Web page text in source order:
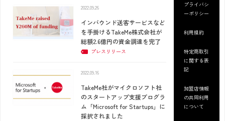
2022.09.26
インバウンド送客サービスなど
を手掛けるTakeMe株式会社が
総額2.6億円の資金調達を完了
プレスリリース
2022.09.16
TakeMe社がマイクロソフト社
のスタートアップ支援プログラ
ム「Microsoft for Startups」に
採択されました
プライバシ
ーポリシー
利用規約
特定商取引
に関する表
記
加盟店情報
の共同利用
について